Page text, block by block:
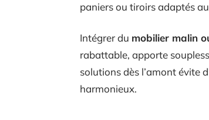
paniers ou tiroirs adaptés
Intégrer du mobilier malin
rabattable, apporte
solutions dès l’amont évite
harmonieux.